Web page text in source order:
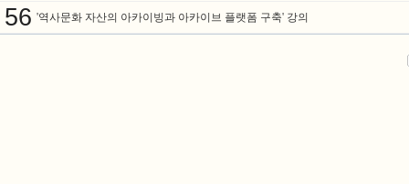
56 '역사문화 자산의 아카이빙과 아카이브 플랫폼 구축' 강의